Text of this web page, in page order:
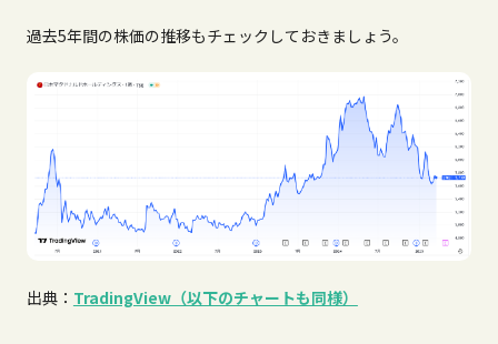
過去5年間の株価の推移もチェックしておきましょう。
出典： TradingView（以下のチャートも同様）